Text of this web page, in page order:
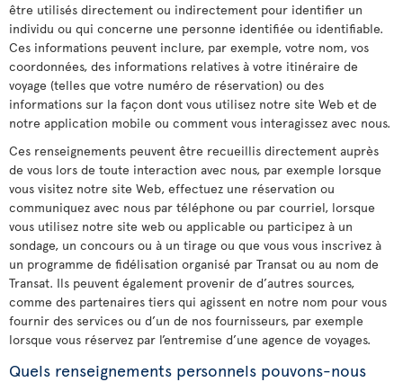
être utilisés directement ou indirectement pour identifier un
individu ou qui concerne une personne identifiée ou identifiable.
Ces informations peuvent inclure, par exemple, votre nom, vos
coordonnées, des informations relatives à votre itinéraire de
voyage (telles que votre numéro de réservation) ou des
informations sur la façon dont vous utilisez notre site Web et de
notre application mobile ou comment vous interagissez avec nous.
Ces renseignements peuvent être recueillis directement auprès
de vous lors de toute interaction avec nous, par exemple lorsque
vous visitez notre site Web, effectuez une réservation ou
communiquez avec nous par téléphone ou par courriel, lorsque
vous utilisez notre site web ou applicable ou participez à un
sondage, un concours ou à un tirage ou que vous vous inscrivez à
un programme de fidélisation organisé par Transat ou au nom de
Transat. Ils peuvent également provenir de d’autres sources,
comme des partenaires tiers qui agissent en notre nom pour vous
fournir des services ou d’un de nos fournisseurs, par exemple
lorsque vous réservez par l’entremise d’une agence de voyages.
Quels renseignements personnels pouvons-nous